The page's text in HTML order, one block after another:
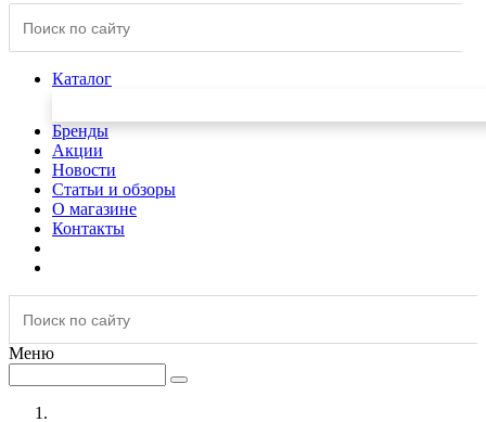
Каталог
Бренды
Акции
Новости
Статьи и обзоры
О магазине
Контакты
Меню